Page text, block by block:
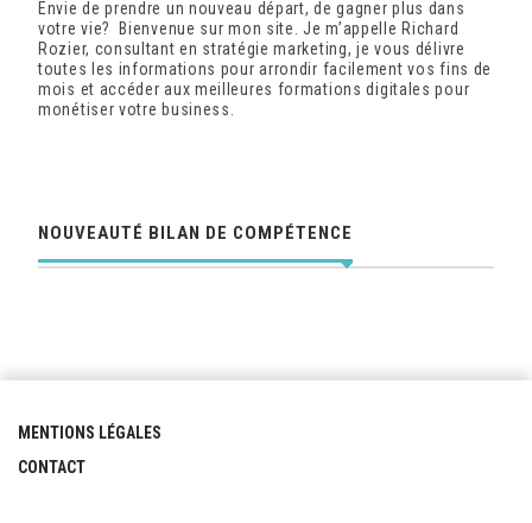
Envie de prendre un nouveau départ, de gagner plus dans
votre vie? Bienvenue sur mon site. Je m’appelle Richard
Rozier, consultant en stratégie marketing, je vous délivre
toutes les informations pour arrondir facilement vos fins de
mois et accéder aux meilleures formations digitales pour
monétiser votre business.
NOUVEAUTÉ BILAN DE COMPÉTENCE
MENTIONS LÉGALES
CONTACT